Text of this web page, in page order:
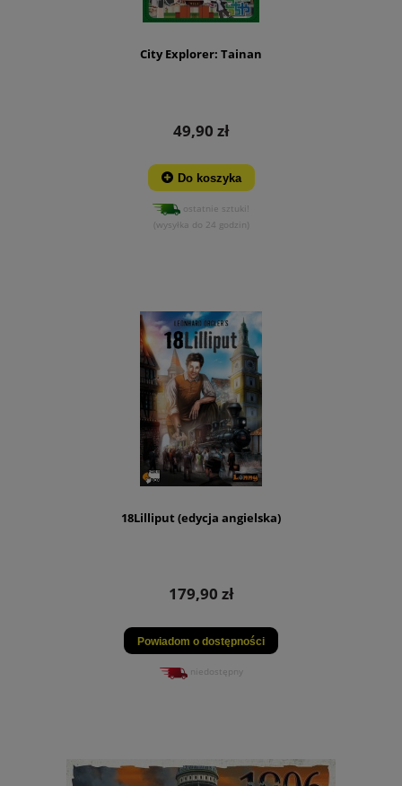
City Explorer: Tainan
49,90 zł
Do koszyka
ostatnie sztuki!
(wysyłka do 24 godzin)
18Lilliput (edycja angielska)
179,90 zł
Powiadom o dostępności
niedostępny